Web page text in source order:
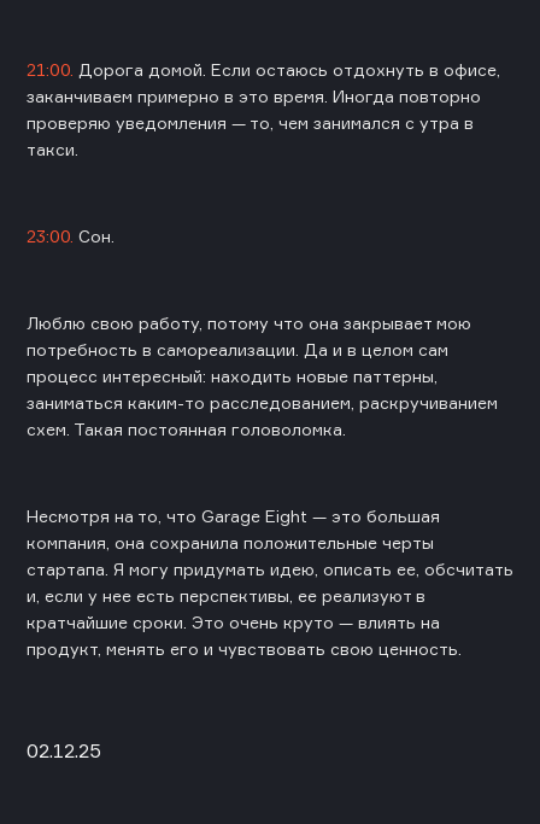
21:00. Дорога домой. Если остаюсь отдохнуть в офисе,
заканчиваем примерно в это время. Иногда повторно
проверяю уведомления — то, чем занимался с утра в
такси.
23:00. Сон.
Люблю свою работу, потому что она закрывает мою
потребность в самореализации. Да и в целом сам
процесс интересный: находить новые паттерны,
заниматься каким-то расследованием, раскручиванием
схем. Такая постоянная головоломка.
Несмотря на то, что Garage Eight — это большая
компания, она сохранила положительные черты
стартапа. Я могу придумать идею, описать ее, обсчитать
и, если у нее есть перспективы, ее реализуют в
кратчайшие сроки. Это очень круто — влиять на
продукт, менять его и чувствовать свою ценность.
02.12.25